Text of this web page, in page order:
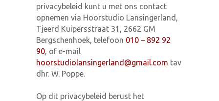
privacybeleid kunt u met ons contact
opnemen via Hoorstudio Lansingerland,
Tjeerd Kuipersstraat 31, 2662 GM
Bergschenhoek, telefoon 010 – 892 92
90, of e-mail
hoorstudiolansingerland@gmail.com tav
dhr. W. Poppe.
Op dit privacybeleid berust het